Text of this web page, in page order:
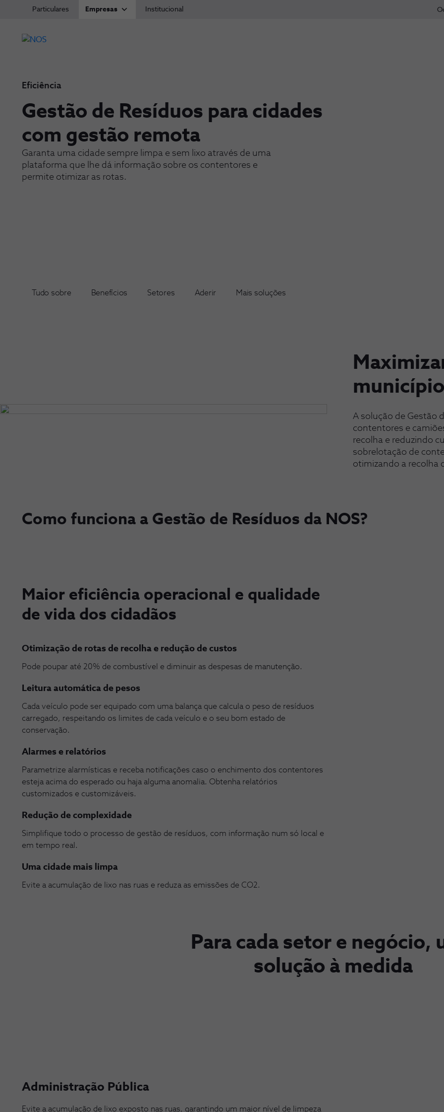
Particulares Empresas Institucional
Eficiência
-
Gestão de Resíduos para cidades
com gestão remota
Garanta uma cidade sempre limpa e sem lixo através de uma
plataforma que lhe dá informação sobre os contentores e
permite otimizar as rotas.
Tudo sobre Benefícios Setores Aderir Mais soluções
A solução de Gestão
contentores e
recolha e reduzindo
sobrelotação de
otimizando a recolha
Como funciona a Gestão de Resíduos da NOS?
Maior eficiência operacional e qualidade
de vida dos cidadãos
Otimização de rotas de recolha e redução de custos
Pode poupar até 20% de combustível e diminuir as despesas de manutenção.
Leitura automática de pesos
Cada veículo pode ser equipado com uma balança que calcula o peso de resíduos
carregado, respeitando os limites de cada veículo e o seu bom estado de
conservação.
Alarmes e relatórios
Parametrize alarmísticas e receba notificações caso o enchimento dos contentores
esteja acima do esperado ou haja alguma anomalia. Obtenha relatórios
customizados e customizáveis.
Redução de complexidade
Simplifique todo o processo de gestão de resíduos, com informação num só local e
em tempo real.
Uma cidade mais limpa
Evite a acumulação de lixo nas ruas e reduza as emissões de CO2.
Para cada setor e negócio,
solução à medida
Administração Pública
Evite a acumulação de lixo exposto nas ruas, garantindo um maior nível de limpeza